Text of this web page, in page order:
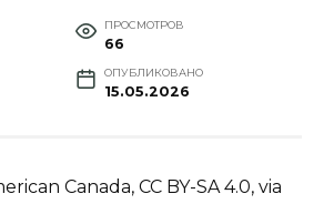
ПРОСМОТРОВ
66
ОПУБЛИКОВАНО
15.05.2026
Canada, CC BY-SA 4.0, via